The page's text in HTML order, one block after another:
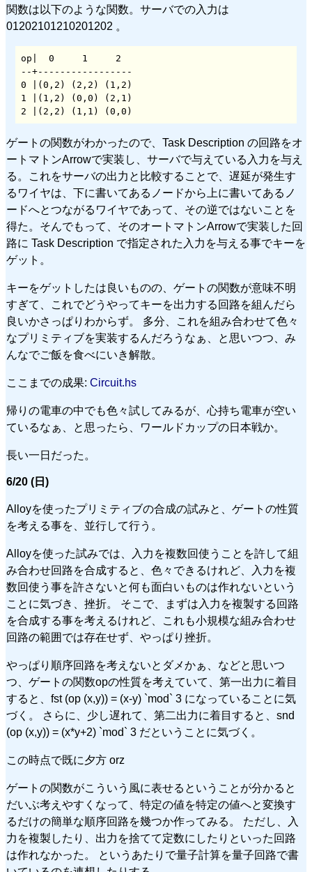
関数は以下のような関数。サーバでの入力は
01202101210201202 。
op|  0     1     2
--+-----------------
0 |(0,2) (2,2) (1,2)
1 |(1,2) (0,0) (2,1)
2 |(2,2) (1,1) (0,0)
ゲートの関数がわかったので、Task Description の回路をオ
ートマトンArrowで実装し、サーバで与えている入力を与え
る。これをサーバの出力と比較することで、遅延が発生す
るワイヤは、下に書いてあるノードから上に書いてあるノ
ードへとつながるワイヤであって、その逆ではないことを
得た。そんでもって、そのオートマトンArrowで実装した回
路に Task Description で指定された入力を与える事でキーを
ゲット。
キーをゲットしたは良いものの、ゲートの関数が意味不明
すぎて、これでどうやってキーを出力する回路を組んだら
良いかさっぱりわからず。 多分、これを組み合わせて色々
なプリミティブを実装するんだろうなぁ、と思いつつ、み
んなでご飯を食べにいき解散。
ここまでの成果: Circuit.hs
帰りの電車の中でも色々試してみるが、心持ち電車が空い
ているなぁ、と思ったら、ワールドカップの日本戦か。
長い一日だった。
6/20 (日)
Alloyを使ったプリミティブの合成の試みと、ゲートの性質
を考える事を、並行して行う。
Alloyを使った試みでは、入力を複数回使うことを許して組
み合わせ回路を合成すると、色々できるけれど、入力を複
数回使う事を許さないと何も面白いものは作れないという
ことに気づき、挫折。 そこで、まずは入力を複製する回路
を合成する事を考えるけれど、これも小規模な組み合わせ
回路の範囲では存在せず、やっぱり挫折。
やっぱり順序回路を考えないとダメかぁ、などと思いつ
つ、ゲートの関数opの性質を考えていて、第一出力に着目
すると、fst (op (x,y)) = (x-y) `mod` 3 になっていることに気
づく。 さらに、少し遅れて、第二出力に着目すると、snd
(op (x,y)) = (x*y+2) `mod` 3 だということに気づく。
この時点で既に夕方 orz
ゲートの関数がこういう風に表せるということが分かると
だいぶ考えやすくなって、特定の値を特定の値へと変換す
るだけの簡単な順序回路を幾つか作ってみる。 ただし、入
力を複製したり、出力を捨てて定数にしたりといった回路
は作れなかった。 というあたりで量子計算を量子回路で書